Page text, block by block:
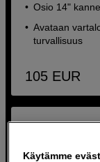
Osio 14"
Avataan
turvallisuus
105 EUR
Käytämme